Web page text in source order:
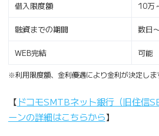
借入限度額 10万
融資までの期間 数日
WEB完結 可能
※利用限度額、金利優遇により金利が決定しま
【ドコモSMTBネット銀行（旧住信
ーンの詳細はこちらから】